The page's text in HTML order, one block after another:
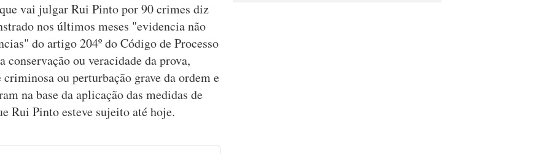
vai julgar Rui Pinto por 90 crimes diz
nos últimos meses "evidencia não
do artigo 204º do Código de Processo
ou veracidade da prova,
ou perturbação grave da ordem e
na base da aplicação das medidas de
Rui Pinto esteve sujeito até hoje.